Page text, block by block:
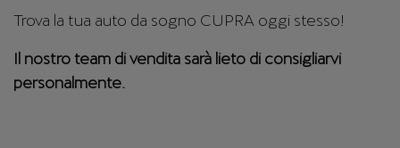
Trova la tua auto da sogno CUPRA oggi stesso!
Il nostro team di vendita sarà lieto di consigliarvi
personalmente.